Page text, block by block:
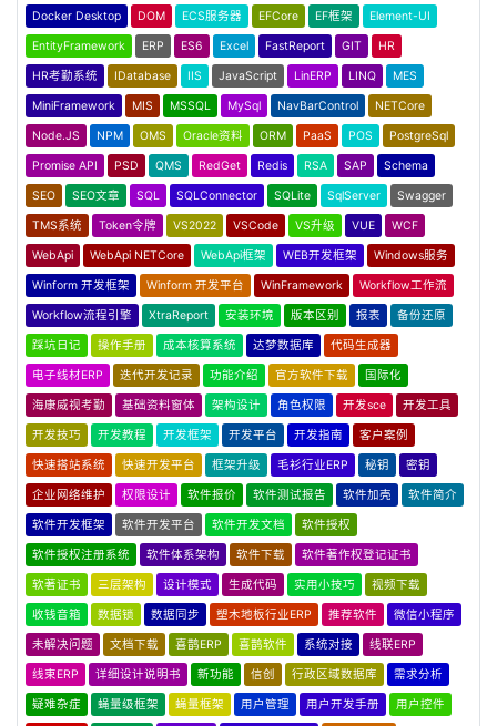
Docker Desktop DOM ECS服务器 EFCore EF框架 Element-UI
EntityFramework ERP ES6 Excel FastReport GIT HR
HR考勤系统 IDatabase IIS JavaScript LinERP LINQ MES
MiniFramework MIS MSSQL MySql NavBarControl NETCore
Node.JS NPM OMS Oracle资料 ORM PaaS POS PostgreSql
Promise API PSD QMS RedGet Redis RSA SAP Schema
SEO SEO文章 SQL SQLConnector SQLite SqlServer Swagger
TMS系统 Token令牌 VS2022 VSCode VS升级 VUE WCF
WebApi WebApi NETCore WebApi框架 WEB开发框架 Windows服务
Winform 开发框架 Winform 开发平台 WinFramework Workflow工作流
Workflow流程引擎 XtraReport 安装环境 版本区别 报表 备份还原
踩坑日记 操作手册 成本核算系统 达梦数据库 代码生成器
电子线材ERP 迭代开发记录 功能介绍 官方软件下载 国际化
海康威视考勤 基础资料窗体 架构设计 角色权限 开发sce 开发工具
开发技巧 开发教程 开发框架 开发平台 开发指南 客户案例
快速搭站系统 快速开发平台 框架升级 毛衫行业ERP 秘钥 密钥
企业网络维护 权限设计 软件报价 软件测试报告 软件加壳 软件简介
软件开发框架 软件开发平台 软件开发文档 软件授权
软件授权注册系统 软件体系架构 软件下载 软件著作权登记证书
软著证书 三层架构 设计模式 生成代码 实用小技巧 视频下载
收钱音箱 数据锁 数据同步 塑木地板行业ERP 推荐软件 微信小程序
未解决问题 文档下载 喜鹊ERP 喜鹊软件 系统对接 线联ERP
线束ERP 详细设计说明书 新功能 信创 行政区域数据库 需求分析
疑难杂症 蝇量级框架 蝇量框架 用户管理 用户开发手册 用户控件